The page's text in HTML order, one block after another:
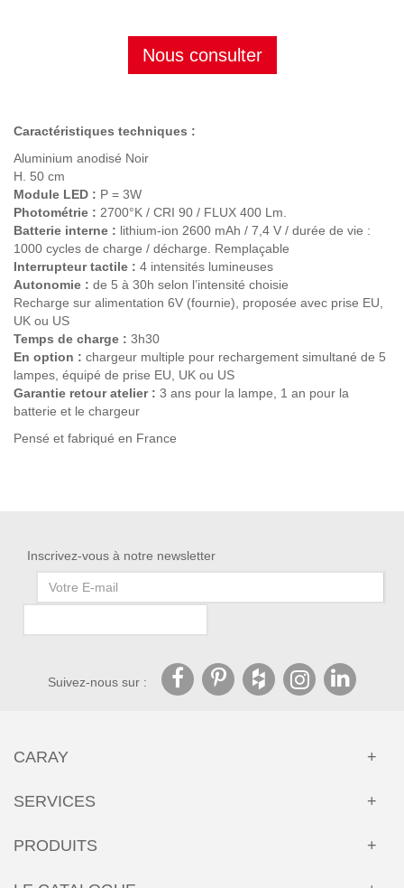
Nous consulter
Caractéristiques techniques :
Aluminium anodisé Noir
H. 50 cm
Module LED : P = 3W
Photométrie : 2700°K / CRI 90 / FLUX 400 Lm.
Batterie interne : lithium-ion 2600 mAh / 7,4 V / durée de vie :
1000 cycles de charge / décharge. Remplaçable
Interrupteur tactile : 4 intensités lumineuses
Autonomie : de 5 à 30h selon l’intensité choisie
Recharge sur alimentation 6V (fournie), proposée avec prise EU,
UK ou US
Temps de charge : 3h30
En option : chargeur multiple pour rechargement simultané de 5
lampes, équipé de prise EU, UK ou US
Garantie retour atelier : 3 ans pour la lampe, 1 an pour la
batterie et le chargeur
Pensé et fabriqué en France
Inscrivez-vous à notre newsletter
Suivez-nous sur :
CARAY
SERVICES
PRODUITS